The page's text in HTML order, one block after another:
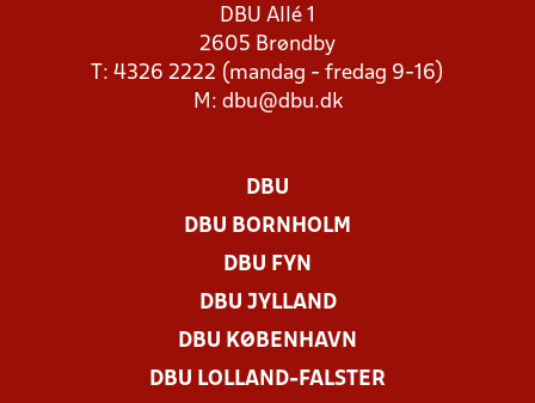
DBU Allé 1
2605 Brøndby
T: 4326 2222 (mandag - fredag 9-16)
M: dbu@dbu.dk
DBU
DBU BORNHOLM
DBU FYN
DBU JYLLAND
DBU KØBENHAVN
DBU LOLLAND-FALSTER